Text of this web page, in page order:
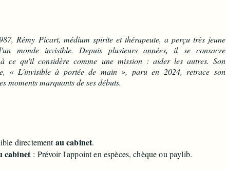
Rémy Picart, médium spirite et thérapeute, a perçu très jeune
monde invisible. Depuis plusieurs années, il se consacre
à ce qu'il considère comme une mission : aider les autres. Son
« L'invisible à portée de main », paru en 2024, retrace son
moments marquants de ses débuts.
directementau cabinet.
cabinet : Prévoir l'appoint en espèces, chèque ou paylib.